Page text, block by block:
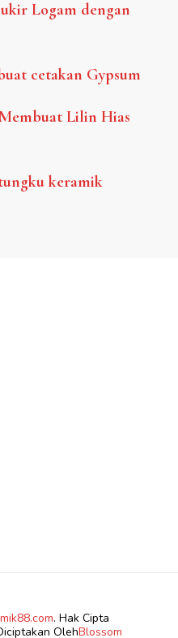
Logam dengan
cetakan Gypsum
Lilin Hias
keramik
. Hak Cipta
OlehBlossom